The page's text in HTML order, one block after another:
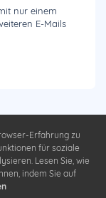
nur einem
E-Mails
Erfahrung zu
für soziale
Lesen Sie, wie
indem Sie auf